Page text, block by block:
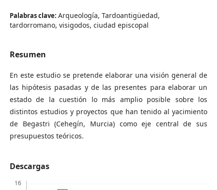
Palabras clave: Arqueología, Tardoantigüedad,
tardorromano, visigodos, ciudad episcopal
Resumen
En este estudio se pretende elaborar una visión general de
las hipótesis pasadas y de las presentes para elaborar un
estado de la cuestión lo más amplio posible sobre los
distintos estudios y proyectos que han tenido al yacimiento
de Begastri (Cehegín, Murcia) como eje central de sus
presupuestos teóricos.
Descargas